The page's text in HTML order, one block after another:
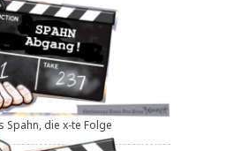
Spahn, die x-te Folge